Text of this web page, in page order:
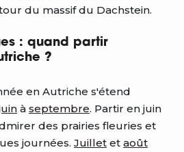
du massif du Dachstein.
: quand partir
?
en Autriche s'étend
à septembre. Partir en juin
des prairies fleuries et
journées. Juillet et août